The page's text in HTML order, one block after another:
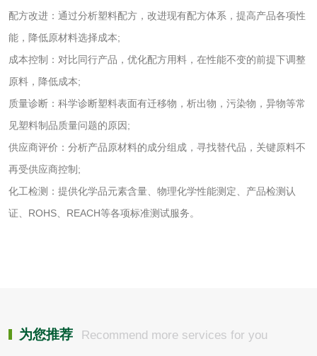
配方改进：通过分析塑料配方，改进现有配方体系，提高产品各项性
能，降低原材料选择成本;
成本控制：对比同行产品，优化配方用料，在性能不变的前提下调整
原料，降低成本;
质量诊断：科学诊断塑料表面有迁移物，析出物，污染物，异物等常
见塑料制品质量问题的原因;
供应商评价：分析产品原材料的成分组成，寻找替代品，关键原料不
再受供应商控制;
化工检测：提供化学品元素含量、物理化学性能测定、产品检测认
证、ROHS、REACH等各项标准测试服务。
为您推荐 Recommend more services for you
洗手液检测
水处理剂
工业乳状氢氧化钙 铝酸钙检测